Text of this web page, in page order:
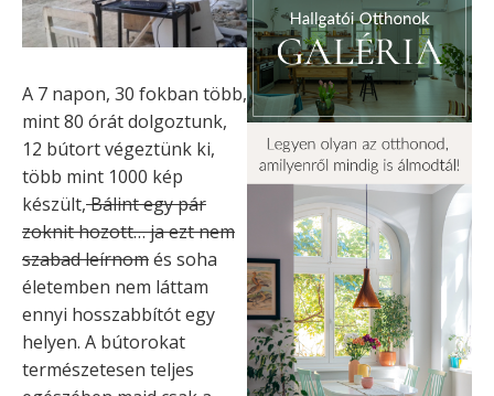
A 7 napon, 30 fokban több,
mint 80 órát dolgoztunk,
12 bútort végeztünk ki,
több mint 1000 kép
készült,Bálint egy pár
zoknit hozott… ja ezt nem
szabad leírnomés soha
életemben nem láttam
ennyi hosszabbítót egy
helyen. A bútorokat
természetesen teljes